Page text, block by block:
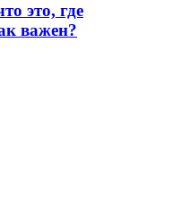
это, где
важен?